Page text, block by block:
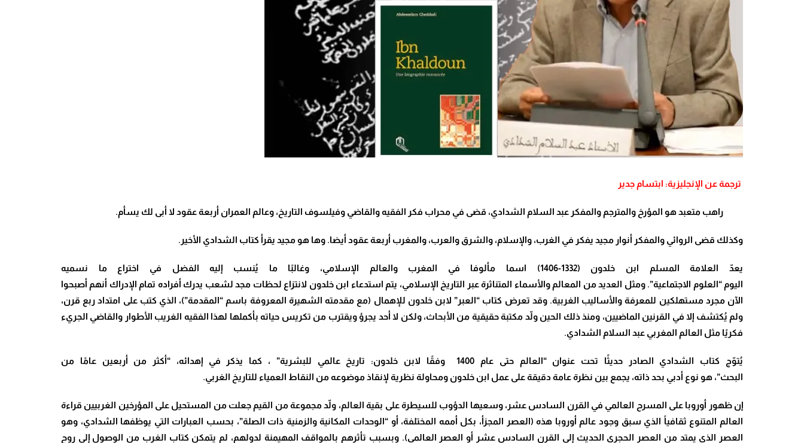
ترجمة عن الإنجليزية: ابتسام جدير
راهب متعبد هو المؤرخ والمترجم والمفكر عبد السلام الشدادي، قضى في محراب فكر الفقيه والقاضي وفيلسوف التاريخ، وعالم العمران أربعة عقود لا أبى لك يسأم.
وكذلك قضى الروائي والمفكر أنوار مجيد يفكر في الغرب، والإسلام، والشرق والعرب، والمغرب أربعة عقود أيضا. وها هو مجيد يقرأ كتاب الشدادي الأخير.
يعدّ العلامة المسلم ابن خلدون (1332-1406)
اسما مألوفا في المغرب والعالم الإسلامي، وغالبًا ما يُنسب إليه الفضل في اختراع ما نسميه
اليوم “العلوم الاجتماعية”. ومثل العديد من المعالم والأسماء المتناثرة عبر التاريخ الإسلامي، يتم استدعاء ابن خلدون لانتزاع لحظات مجد لشعب يدرك أفراده تمام الإدراك أنهم أصبحوا
الآن مجرد مستهلكين للمعرفة والأساليب الغربية. وقد تعرض كتاب “العبر” لابن خلدون للإهمال (مع مقدمته الشهيرة المعروفة باسم “المقدمة”)، الذي كتب على امتداد ربع قرن،
ولم يُكتشف إلا في القرنين الماضيين، ومنذ ذلك الحين ولّد مكتبة حقيقية من الأبحاث، ولكن لا أحد يجرؤ ويقترب من تكريس حياته بأكملها لهذا الفقيه الغريب الأطوار والقاضي الجريء
فكريًا مثل العالم المغربي عبد السلام الشدادي.
يُتوّج كتاب الشدادي الصادر حديثًا تحت عنوان “العالم حتى عام 1400 وفقًا لابن خلدون:
تاريخ عالمي للبشرية” ، كما يذكر في إهدائه، “أكثر من أربعين عامًا من
البحث”، هو نوع أدبي بحد ذاته، يجمع بين نظرة عامة دقيقة على عمل ابن خلدون ومحاولة نظرية لإنقاذ موضوعه من النقاط العمياء للتاريخ الغربي.
إن ظهور أوروبا على المسرح العالمي في القرن السادس عشر، وسعيها الدؤوب للسيطرة على بقية العالم، ولّد مجموعة من القيم جعلت من المستحيل على المؤرخين الغربيين قراءة
العالم المتنوع ثقافياً الذي سبق وجود عالم أوروبا هذه (العصر المجزأ، بكل أممه المختلفة، أو “الوحدات المكانية والزمنية ذات الصلة”، بحسب العبارات التي يوظفها الشدادي، وهو
العصر الذي يمتد من العصر الحجري الحديث إلى القرن السادس عشر أو العصر العالمي). وبسبب تأثرهم بالمواقف المهيمنة لدولهم، لم يتمكن كتاب الغرب من الوصول إلى روح